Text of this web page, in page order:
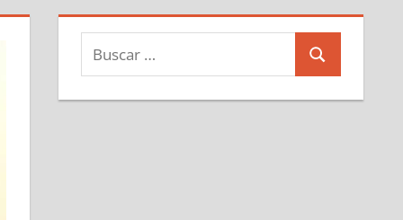
Buscar:
Buscar